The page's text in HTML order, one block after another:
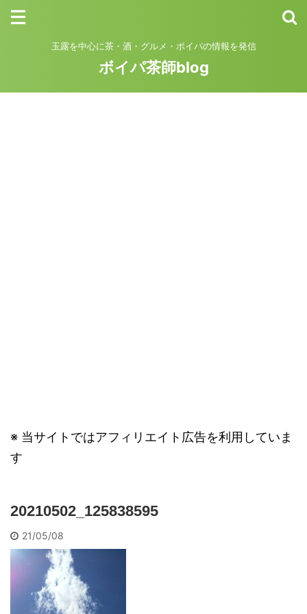
玉露を中心に茶・酒・グルメ・ボイパの情報を発信
ボイパ茶師blog
※ 当サイトではアフィリエイト広告を利用していま
す
20210502_125838595
21/05/08